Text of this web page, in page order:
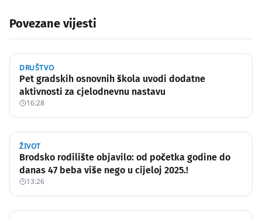
Povezane vijesti
DRUŠTVO
Pet gradskih osnovnih škola uvodi dodatne
aktivnosti za cjelodnevnu nastavu
16:28
ŽIVOT
Brodsko rodilište objavilo: od početka godine do
danas 47 beba više nego u cijeloj 2025.!
13:26